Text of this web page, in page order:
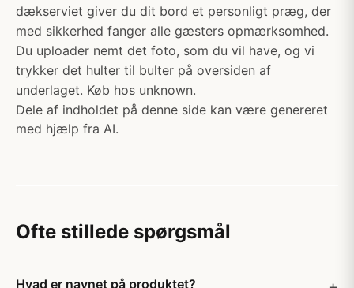
dækserviet giver du dit bord et personligt præg, der
med sikkerhed fanger alle gæsters opmærksomhed.
Du uploader nemt det foto, som du vil have, og vi
trykker det hulter til bulter på oversiden af
underlaget. Køb hos unknown.
Dele af indholdet på denne side kan være genereret
med hjælp fra AI.
Ofte stillede spørgsmål
Hvad er navnet på produktet?